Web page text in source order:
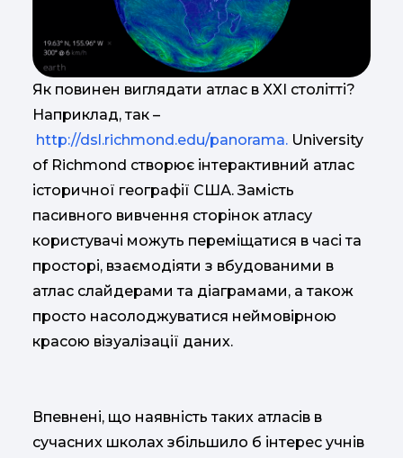
Як повинен виглядати атлас в XXI столітті?
Наприклад, так –
http://dsl.richmond.edu/panorama. University
of Richmond створює інтерактивний атлас
історичної географії США. Замість
пасивного вивчення сторінок атласу
користувачі можуть переміщатися в часі та
просторі, взаємодіяти з вбудованими в
атлас слайдерами та діаграмами, а також
просто насолоджуватися неймовірною
красою візуалізації даних.
Впевнені, що наявність таких атласів в
сучасних школах збільшило б інтерес учнів